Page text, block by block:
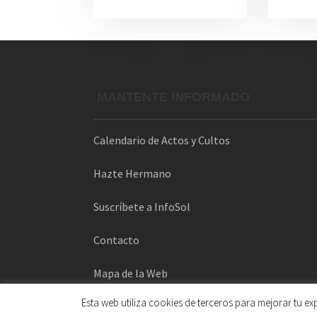
Calendario de Actos y Cultos
Hazte Hermano
Suscríbete a InfoSol
Contacto
Mapa de la Web
Esta web utiliza cookies de terceros para mejorar tu